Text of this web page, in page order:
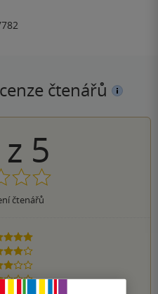
čtenářů
z 5
čtenářů
5 hvězdiček
4 hvězdičky
hvězdičky